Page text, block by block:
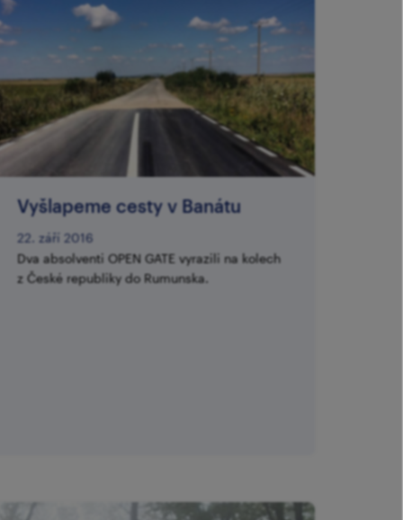
​Vyšlapeme cesty v Banátu
22. září 2016
Dva absolventi OPEN GATE vyrazili na kolech
z České republiky do Rumunska.